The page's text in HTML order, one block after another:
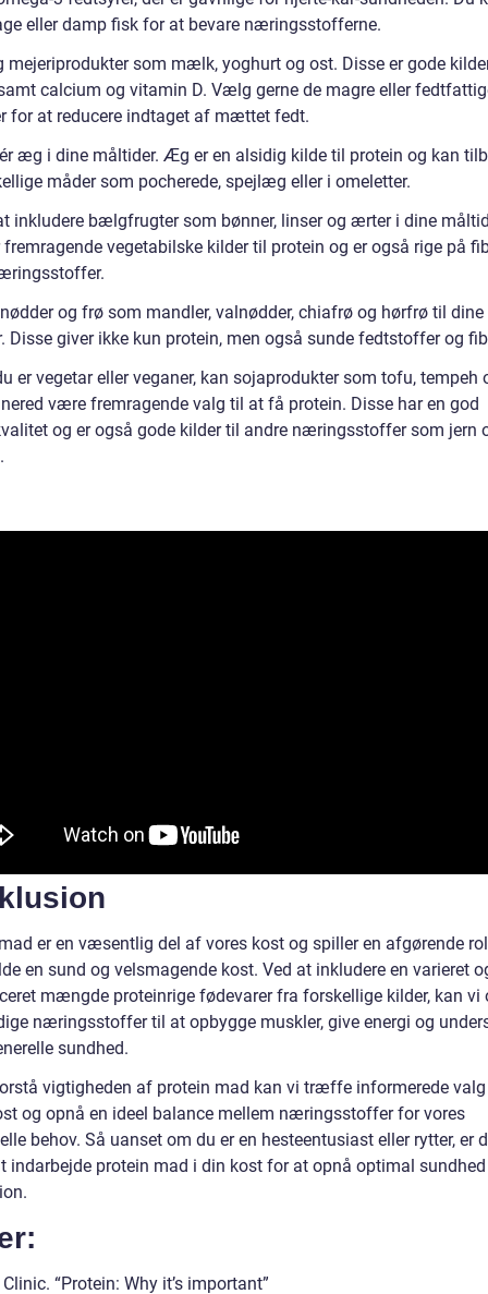
eller damp fisk for at bevare næringsstofferne.
mejeriprodukter som mælk, yoghurt og ost. Disse er gode
calcium og vitamin D. Vælg gerne de magre eller
for at reducere indtaget af mættet fedt.
æg i dine måltider. Æg er en alsidig kilde til protein og kan
måder som pocherede, spejlæg eller i omeletter.
inkludere bælgfrugter som bønner, linser og ærter i dine
fremragende vegetabilske kilder til protein og er også rige på
og frø som mandler, valnødder, chiafrø og hørfrø til dine
Disse giver ikke kun protein, men også sunde fedtstoffer og
er vegetar eller veganer, kan sojaprodukter som tofu, tempeh
være fremragende valg til at få protein. Disse har en god
og er også gode kilder til andre næringsstoffer som jern
er en væsentlig del af vores kost og spiller en afgørende
en sund og velsmagende kost. Ved at inkludere en varieret
mængde proteinrige fødevarer fra forskellige kilder, kan vi
næringsstoffer til at opbygge muskler, give energi og
sundhed.
vigtigheden af protein mad kan vi træffe informerede
og opnå en ideel balance mellem næringsstoffer for vores
behov. Så uanset om du er en hesteentusiast eller rytter, er
indarbejde protein mad i din kost for at opnå optimal
“Protein: Why it’s important”